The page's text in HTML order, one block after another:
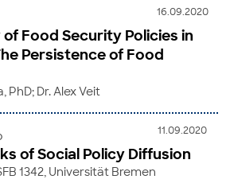
16.09.2020
Food Security Policies in
Persistence of Food
Dr. Alex Veit
11.09.2020
of Social Policy Diffusion
1342, Universität Bremen